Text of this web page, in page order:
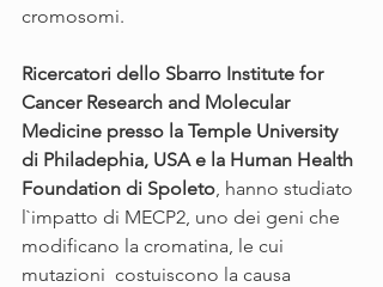
cromosomi.
Ricercatori dello Sbarro Institute for
Cancer Research and Molecular
Medicine presso la Temple University
di Philadephia, USA e la Human Health
Foundation di Spoleto, hanno studiato
l`impatto di MECP2, uno dei geni che
modificano la cromatina, le cui
mutazioni  costuiscono la causa